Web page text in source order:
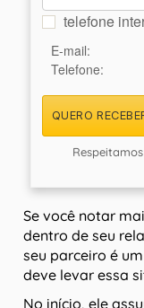
telefone
E-mail:
Telefone:
QUERO
Se você notar
dentro de seu
seu parceiro é
deve levar essa
No início, ele